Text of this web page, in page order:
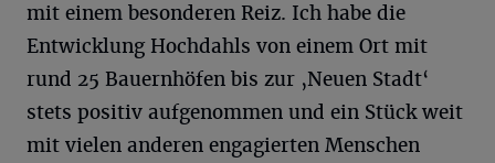
mit einem besonderen Reiz. Ich habe die
Entwicklung Hochdahls von einem Ort mit
rund 25 Bauernhöfen bis zur ‚Neuen Stadt‘
stets positiv aufgenommen und ein Stück weit
mit vielen anderen engagierten Menschen